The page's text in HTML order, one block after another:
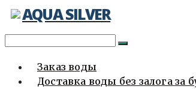
Перейти
AQUA SILVER
Заказ воды
Доставка воды без залога за